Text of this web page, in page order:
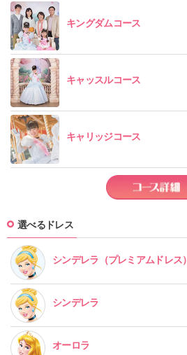
キングダムコース
キャッスルコース
キャリッジコース
選べるドレス
シンデレラ （プレミアムドレス）
シンデレラ
オーロラ